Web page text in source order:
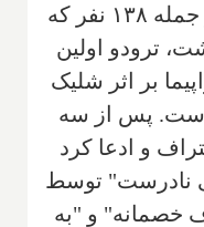
ساقط کرد و ۱۷۶ مسافر از جمله ۱۳۸ نفر که
ترودو اولین
بر اثر شلیک
پس از سه
و ادعا کرد
نادرست" توسط
خصمانه" و "به